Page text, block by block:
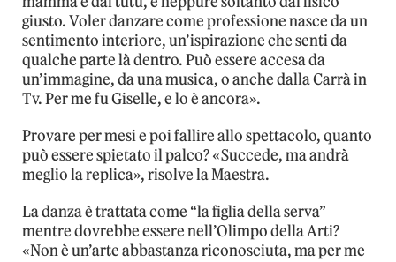
giusto. Voler danzare come professione nasce da un
sentimento interiore, un’ispirazione che senti da
qualche parte là dentro. Può essere accesa da
un’immagine, da una musica, o anche dalla Carrà in
Tv. Per me fu Giselle, e lo è ancora».
Provare per mesi e poi fallire allo spettacolo, quanto
può essere spietato il palco? «Succede, ma andrà
meglio la replica», risolve la Maestra.
La danza è trattata come “la figlia della serva”
mentre dovrebbe essere nell’Olimpo della Arti?
«Non è un’arte abbastanza riconosciuta, ma per me